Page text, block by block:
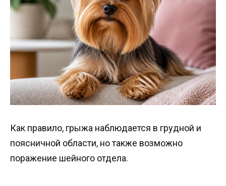
Как правило, грыжа наблюдается в грудной и
поясничной области, но также возможно
поражение шейного отдела.